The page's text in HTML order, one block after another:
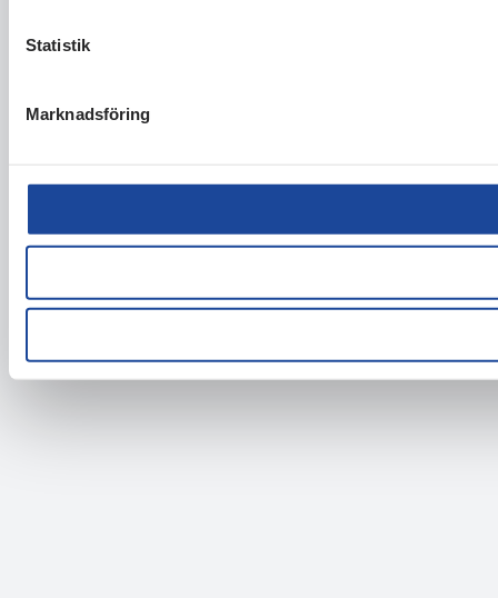
Statistik
Marknadsföring